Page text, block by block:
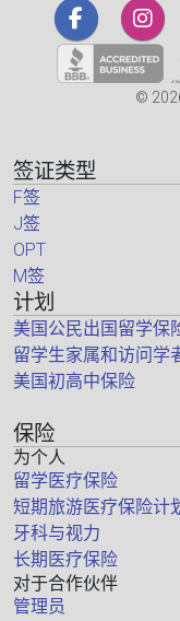
©
签证类型
F签
J签
OPT
M签
计划
美国公民出国留学保
留学生家属和访问学
美国初高中保险
保险
为个人
留学医疗保险
短期旅游医疗保险计
牙科与视力
长期医疗保险
对于合作伙伴
管理员